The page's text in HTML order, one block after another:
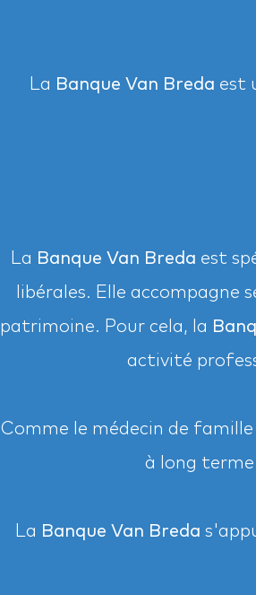
La Banque Van Breda est
La Banque Van Breda est
libérales. Elle
patrimoine. Pour cela, la
activité
Comme le médecin de
à long
La Banque Van Breda